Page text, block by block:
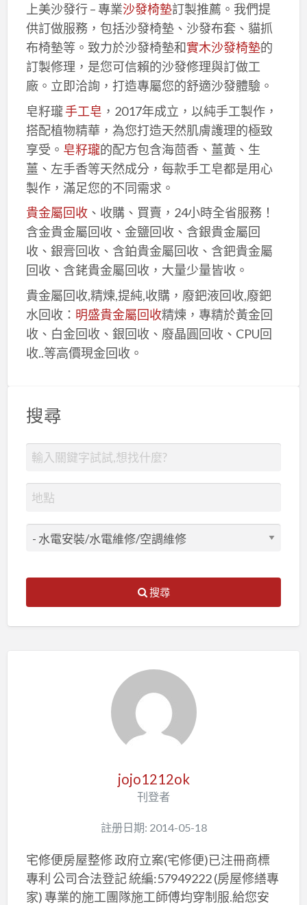
上美沙發行 – 專業沙發椅墊訂製推薦。我們提
供訂做服務，包括沙發椅墊、沙發布套、貓抓
布椅墊等。致力於沙發椅墊和實木沙發椅墊的
訂製修理，是您可信賴的沙發修理與訂做工
廠。立即洽詢，打造專屬您的舒適沙發體驗。
皂籽瓏手工皂 ，2017年成立，以純手工製作，
搭配植物精華，為您打造天然肌膚護理的極致
享受。 皂籽瓏的配方包含海茴香、薑黃、生
薑、左手香等天然成分，每款手工皂都是用心
製作，滿足您的不同需求。
貴金屬回收、收購、買賣，24小時全省服務！
含金貴金屬回收、金鹽回收、含銀貴金屬回
收、銀膏回收、含鉑貴金屬回收、含鈀貴金屬
回收、含銠貴金屬回收，大量少量皆收。
貴金屬回收,精煉,提純,收購，廢鈀液回收,廢鈀
水回收： 明盛貴金屬回收精煉，專精於黃金回
收、白金回收、銀回收、廢晶圓回收、CPU回
收..等高價現金回收。
搜尋
搜尋
jojo1212ok
刊登者
註册日期: 2014-05-18
宅修便房屋整修 政府立案(宅修便)已注冊商標
專利 公司合法登記 統編:57949222 (房屋修繕專
家) 專業的施工團隊施工師傅均穿制服.給您安